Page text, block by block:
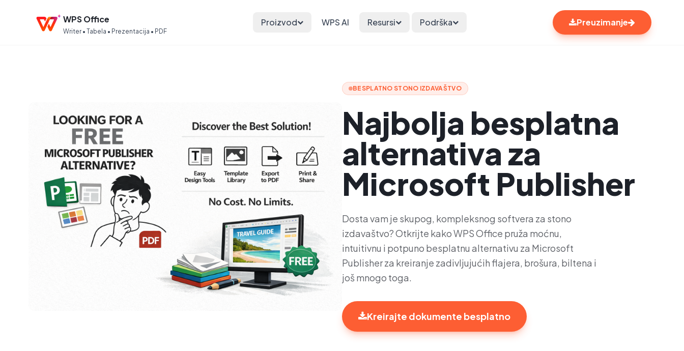
WPS Office
Writer • Tabela • Prezentacija • PDF
Proizvod WPS AI Resursi Podrška Preuzimanje
BESPLATNO STONO IZDAVAŠTVO
Najbolja besplatna
alternativa za
Microsoft Publisher
Dosta vam je skupog, kompleksnog softvera za stono
izdavaštvo? Otkrijte kako WPS Office pruža moćnu,
intuitivnu i potpuno besplatnu alternativu za Microsoft
Publisher za kreiranje zadivljujućih flajera, brošura, biltena i
još mnogo toga.
Kreirajte dokumente besplatno